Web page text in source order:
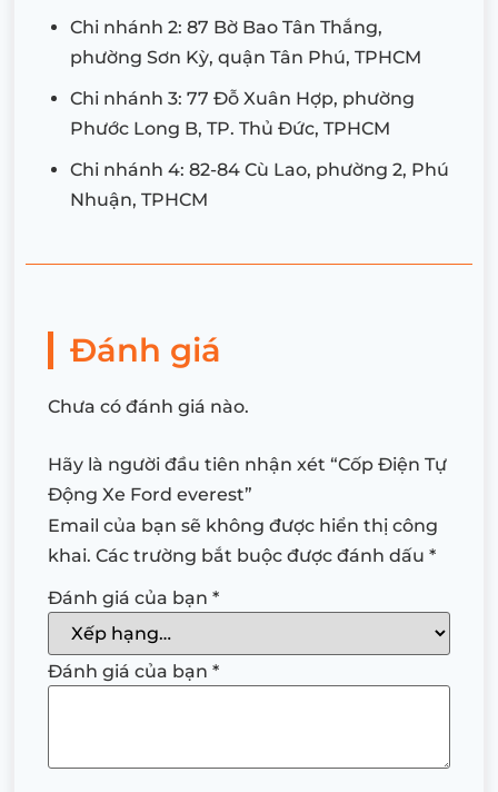
Chi nhánh 2: 87 Bờ Bao Tân Thắng,
phường Sơn Kỳ, quận Tân Phú, TPHCM
Chi nhánh 3: 77 Đỗ Xuân Hợp, phường
Phước Long B, TP. Thủ Đức, TPHCM
Chi nhánh 4: 82-84 Cù Lao, phường 2, Phú
Nhuận, TPHCM
Đánh giá
Chưa có đánh giá nào.
Hãy là người đầu tiên nhận xét “Cốp Điện Tự
Động Xe Ford everest”
Email của bạn sẽ không được hiển thị công
khai. Các trường bắt buộc được đánh dấu *
Đánh giá của bạn *
Đánh giá của bạn *